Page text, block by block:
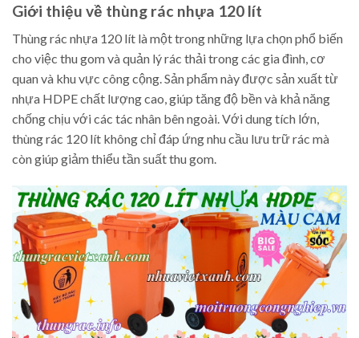
Giới thiệu về thùng rác nhựa 120 lít
Thùng rác nhựa 120 lít là một trong những lựa chọn phổ biến
cho việc thu gom và quản lý rác thải trong các gia đình, cơ
quan và khu vực công cộng. Sản phẩm này được sản xuất từ
nhựa HDPE chất lượng cao, giúp tăng độ bền và khả năng
chống chịu với các tác nhân bên ngoài. Với dung tích lớn,
thùng rác 120 lít không chỉ đáp ứng nhu cầu lưu trữ rác mà
còn giúp giảm thiểu tần suất thu gom.